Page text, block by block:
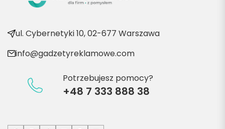
ul. Cybernetyki 10, 02-677 Warszawa
info@gadzetyreklamowe.com
Potrzebujesz pomocy?
+48 7 333 888 38